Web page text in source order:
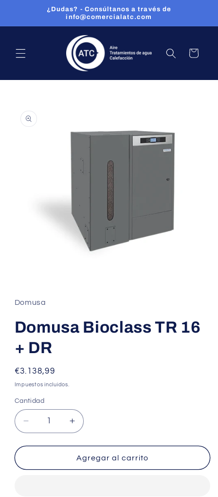
directamente¿Dudas? - Consúltanos a través de
info@comercialatc.com
CARRITO
información
1
en
ventana
modal
Domusa
Domusa Bioclass TR 16
+ DR
Precio
habitual
€3.138,99
Impuestos incluidos.
Cantidad
Cantidad
Reducir
cantidad
para
Bioclass
Aumentar
cantidad
para
Domusa
Bioclass
Agregar al carrito